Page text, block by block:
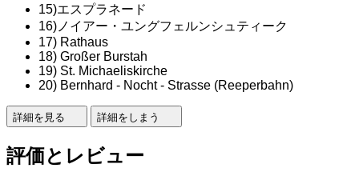
15)エスプラネード
16)ノイアー・ユングフェルンシュティーク
17) Rathaus
18) Großer Burstah
19) St. Michaeliskirche
20) Bernhard - Nocht - Strasse (Reeperbahn)
詳細を見る 詳細をしまう
評価とレビュー